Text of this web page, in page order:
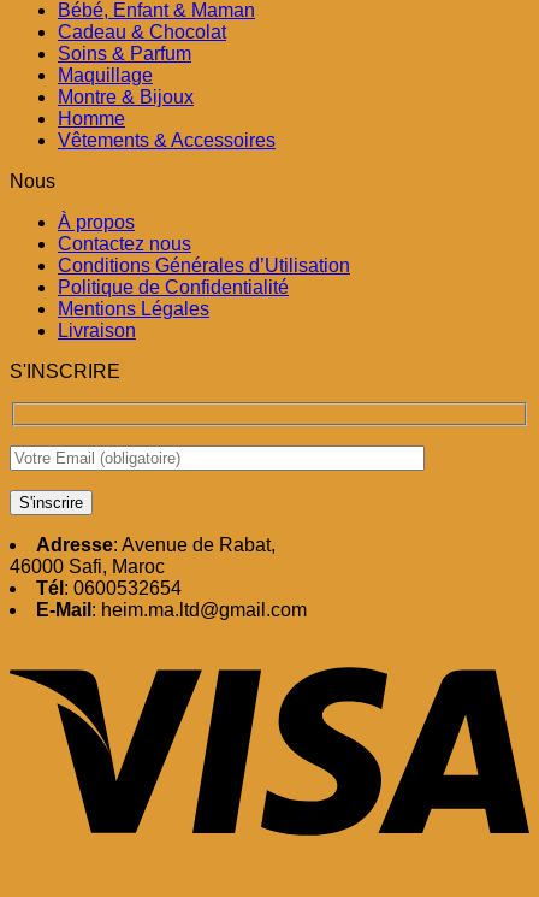
Bébé, Enfant & Maman
Cadeau & Chocolat
Soins & Parfum
Maquillage
Montre & Bijoux
Homme
Vêtements & Accessoires
Nous
À propos
Contactez nous
Conditions Générales d’Utilisation
Politique de Confidentialité
Mentions Légales
Livraison
S'INSCRIRE
Adresse: Avenue de Rabat,
46000 Safi, Maroc
Tél : 0600532654
E-Mail : heim.ma.ltd@gmail.com